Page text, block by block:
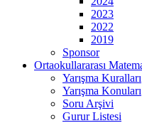
2023
2022
2019
Sponsor
Ortaokullararası
Yarışma Kuralları
Yarışma Konuları
Soru Arşivi
Gurur Listesi